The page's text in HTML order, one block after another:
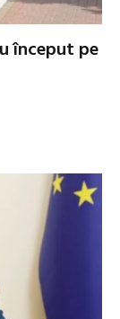
început pe